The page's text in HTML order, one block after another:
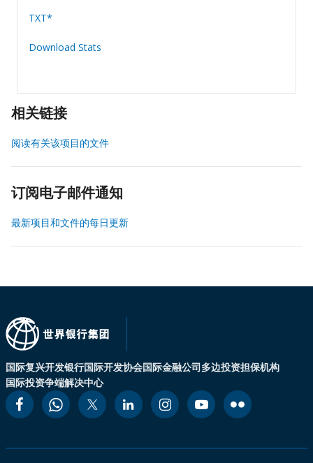
TXT*
Download Stats
相关链接
阅读有关该项目的文件
订阅电子邮件通知
最新项目和文件的每日更新
国际复兴开发银行国际开发协会国际金融公司多边投资担保机构
国际投资争端解决中心